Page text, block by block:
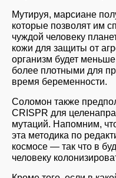
Мутируя, марсиане
которые позволят им
чуждой человеку
кожи для защиты от
организм будет меньше
более плотными для
время беременности.
Соломон также
CRISPR для
мутаций. Напомним,
эта методика по
космосе — так что в
человеку